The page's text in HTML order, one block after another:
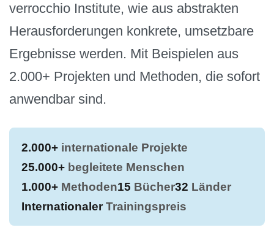
verrocchio Institute, wie aus abstrakten
Herausforderungen konkrete, umsetzbare
Ergebnisse werden. Mit Beispielen aus
2.000+ Projekten und Methoden, die sofort
anwendbar sind.
2.000+ internationale Projekte
25.000+ begleitete Menschen
1.000+ Methoden15 Bücher32 Länder
InternationalerTrainingspreis